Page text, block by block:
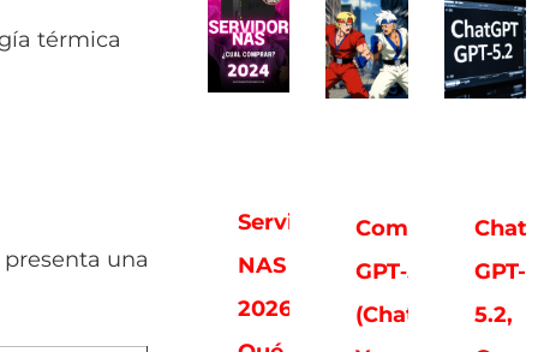
térmica
una
Servidores
NAS
2026:
Comparativa:
GPT‑5.2
(ChatGPT)
GPT-
5.2,